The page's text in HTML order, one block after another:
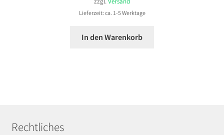
Lieferzeit: ca. 1-5 Werktage
In den Warenkorb
Rechtliches